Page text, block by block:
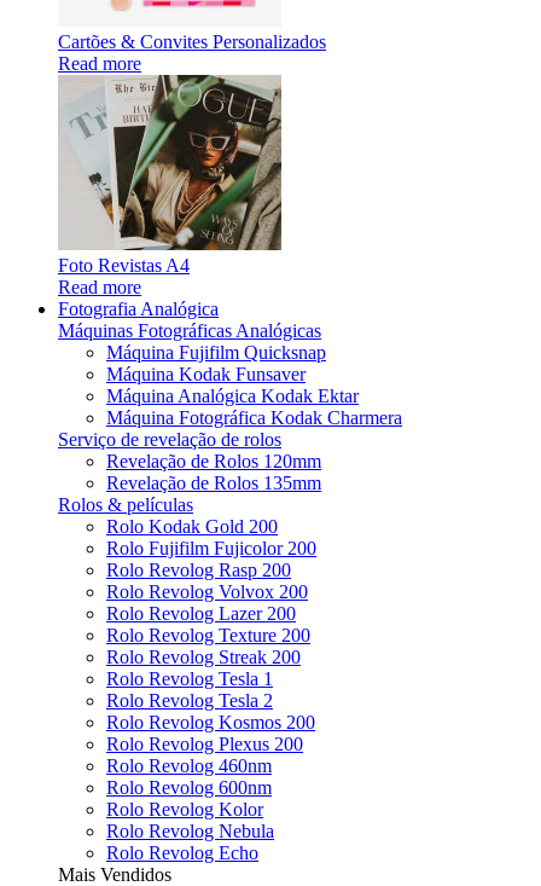
Cartões & Convites Personalizados
Read more
Foto Revistas A4
Read more
Fotografia Analógica
Máquinas Fotográficas Analógicas
Máquina Fujifilm Quicksnap
Máquina Kodak Funsaver
Máquina Analógica Kodak Ektar
Máquina Fotográfica Kodak Charmera
Serviço de revelação de rolos
Revelação de Rolos 120mm
Revelação de Rolos 135mm
Rolos & películas
Rolo Kodak Gold 200
Rolo Fujifilm Fujicolor 200
Rolo Revolog Rasp 200
Rolo Revolog Volvox 200
Rolo Revolog Lazer 200
Rolo Revolog Texture 200
Rolo Revolog Streak 200
Rolo Revolog Tesla 1
Rolo Revolog Tesla 2
Rolo Revolog Kosmos 200
Rolo Revolog Plexus 200
Rolo Revolog 460nm
Rolo Revolog 600nm
Rolo Revolog Kolor
Rolo Revolog Nebula
Rolo Revolog Echo
Mais Vendidos